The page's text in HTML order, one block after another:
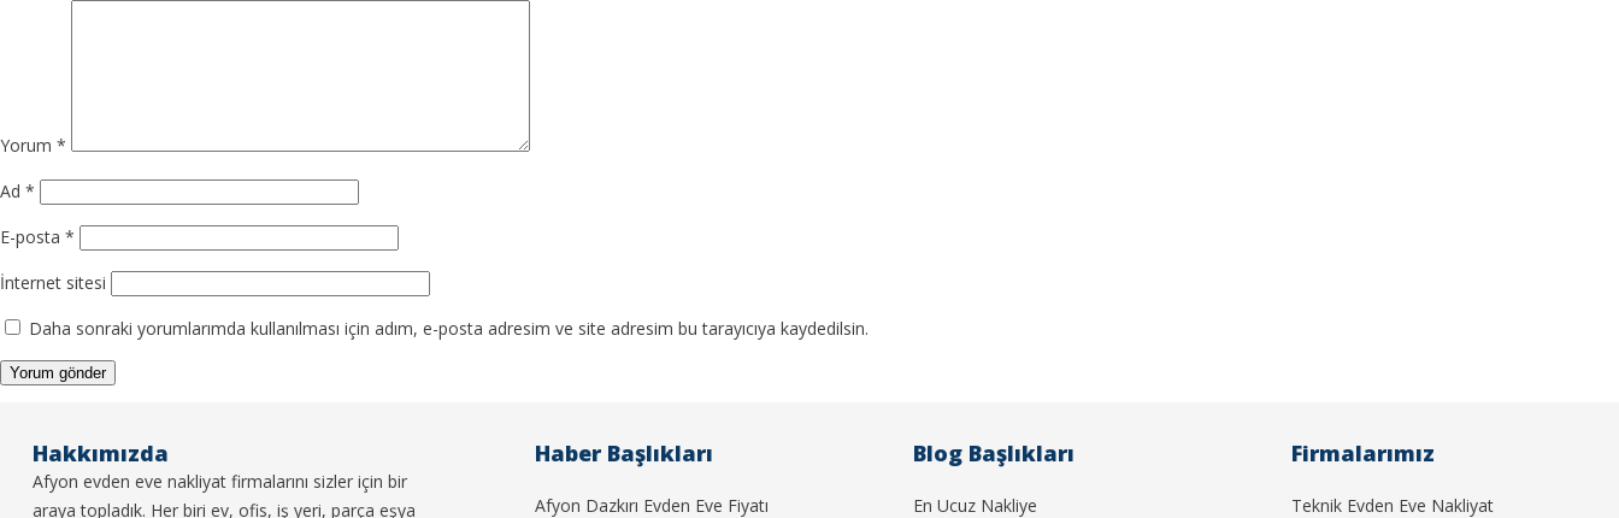
Yorum *
Ad *
E-posta *
İnternet sitesi
Daha sonraki yorumlarımda kullanılması için adım, e-posta adresim ve site adresim bu tarayıcıya kaydedilsin.
Hakkımızda
Afyon evden eve nakliyat firmalarını sizler için bir
araya topladık. Her biri ev, ofis, iş yeri, parça eşya
Haber Başlıkları
Afyon Dazkırı Evden Eve Fiyatı
Blog Başlıkları
En Ucuz Nakliye
Firmalarımız
Teknik Evden Eve Nakliyat